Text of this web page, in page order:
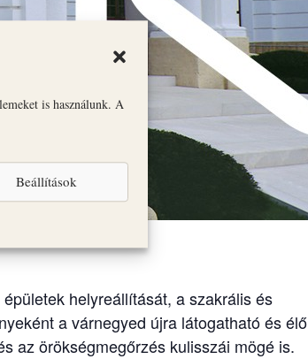
is használunk. A
Beállítások
helyreállítását, a szakrális és
a várnegyed újra látogatható és élő
az örökségmegőrzés kulisszái mögé is.